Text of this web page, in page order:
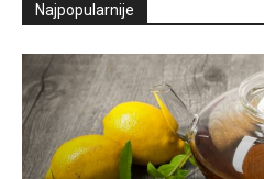
Najpopularnije